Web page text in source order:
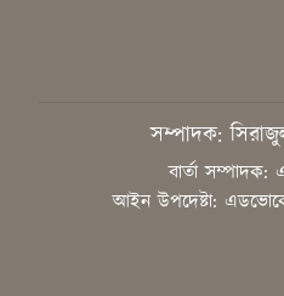
নিরপেক্ষ
সম্পাদক:
বার্তা
আইন উপদেষ্টা: